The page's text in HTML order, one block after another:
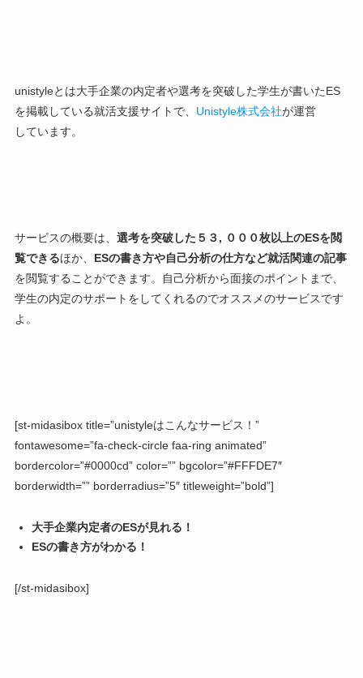
unistyleとは大手企業の内定者や選考を突破した学生が書いたES
を掲載している就活支援サイトで、 Unistyle株式会社が運営
しています。
サービスの概要は、 選考を突破した５３, ０００枚以上のESを閲
覧できるほか、 ESの書き方や自己分析の仕方など就活関連の記事
を閲覧することができます。自己分析から面接のポイントまで、
学生の内定のサポートをしてくれるのでオススメのサービスです
よ。
[st-midasibox title=”unistyleはこんなサービス！”
fontawesome=”fa-check-circle faa-ring animated”
bordercolor=”#0000cd” color=”” bgcolor=”#FFFDE7″
borderwidth=”” borderradius=”5″ titleweight=”bold”]
大手企業内定者のESが見れる！
ESの書き方がわかる！
[/st-midasibox]